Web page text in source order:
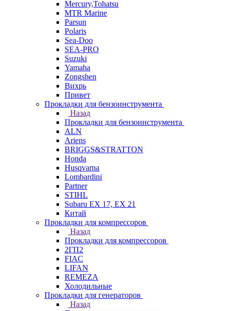
Mercury,Tohatsu
MTR Marine
Parsun
Polaris
Sea-Doo
SEA-PRO
Suzuki
Yamaha
Zongshen
Вихрь
Привет
Прокладки для бензоинструмента
Назад
Прокладки для бензоинструмента
ALN
Ariens
BRIGGS&STRATTON
Honda
Husqvarna
Lombardini
Partner
STIHL
Subaru EX 17, EX 21
Китай
Прокладки для компрессоров
Назад
Прокладки для компрессоров
2ГП2
FIAC
LIFAN
REMEZA
Холодильные
Прокладки для генераторов
Назад